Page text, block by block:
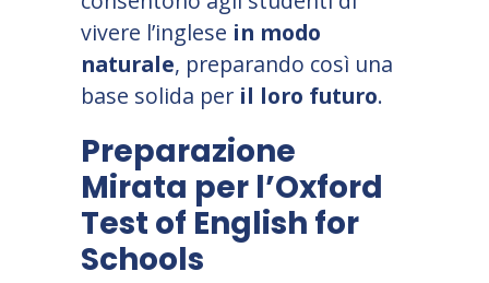
vivere l’inglese in modo
naturale, preparando così una
base solida per il loro futuro.
Preparazione
Mirata per l’Oxford
Test of English for
Schools